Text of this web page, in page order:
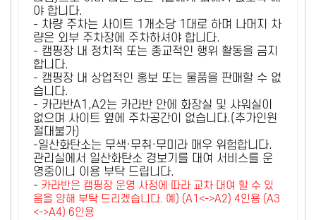
야 합니다.
- 차량 주차는 사이트 1개소당 1대로 하며 나머지 차
량은 외부 주차장에 주차하셔야 합니다.
- 캠핑장 내 정치적 또는 종교적인 행위 활동을 금지
합니다.
- 캠핑장 내 상업적인 홍보 또는 물품을 판매할 수 없
습니다.
- 카라반A1,A2는 카라반 안에 화장실 및 샤워실이
없으며 사이트 옆에 주차공간이 없습니다.(추가인원
절대불가)
-일산화탄소는 무색·무취·무미라 매우 위험합니다.
관리실에서 일산화탄소 경보기를 대여 서비스를 운
영중이니 이용 부탁 드립니다.
- 카라반은 캠핑장 운영 사정에 따라 교차 대여 할 수 있
음을 양해 부탁 드리겠습니다. 예) (A1<->A2) 4인용 (A3
<->A4) 6인용